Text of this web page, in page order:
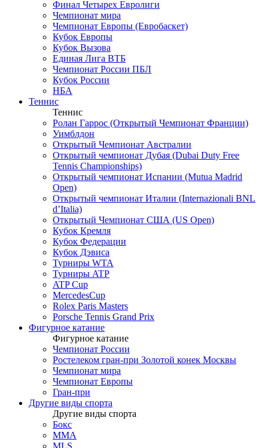
Финал Четырех Евролиги
Чемпионат мира
Чемпионат Европы (Евробаскет)
Кубок Европы
Кубок Вызова
Единая Лига ВТБ
Чемпионат России ПБЛ
Кубок России
НБА
Теннис
Теннис
Ролан Гаррос (Открытый Чемпионат Франции)
Уимблдон
Открытый Чемпионат Австралии
Открытый чемпионат Дубая (Dubai Duty Free
Tennis Championships)
Открытый чемпионат Испании (Mutua Madrid
Open)
Открытый чемпионат Италии (Internazionali BNL
d’Italia)
Открытый Чемпионат США (US Open)
Кубок Кремля
Кубок Федерации
Кубок Дэвиса
Турниры WTA
Турниры ATP
ATP Cup
MercedesCup
Rolex Paris Masters
Porsche Tennis Grand Prix
Фигурное катание
Фигурное катание
Чемпионат России
Ростелеком гран-при Золотой конек Москвы
Чемпионат мира
Чемпионат Европы
Гран-при
Другие виды спорта
Другие виды спорта
Бокс
MMA
MLS